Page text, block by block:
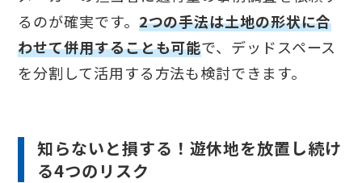
るのが確実です。 2つの手法は土地の形状に合
わせて併用することも可能で、デッドスペース
を分割して活用する方法も検討できます。
知らないと損する！遊休地を放置し続け
る4つのリスク